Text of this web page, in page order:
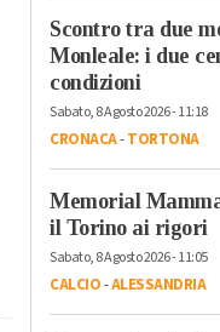
Scontro tra due
Monleale: i due
condizioni
Sabato, 8 Agosto 2026 - 11:18
CRONACA-TORTONA
Memorial
il Torino ai rigori
Sabato, 8 Agosto 2026 - 11:05
CALCIO-ALESSANDRIA